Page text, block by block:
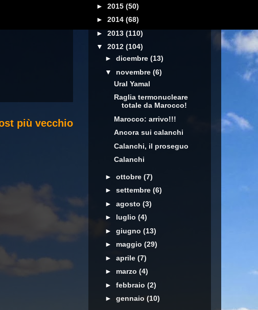
più vecchio
► 2015 (50)
► 2014 (68)
► 2013 (110)
▼ 2012 (104)
► dicembre (13)
▼ novembre (6)
Ural Yamal
Raglia termonucleare
totale da Marocco!
Marocco: arrivo!!!
Ancora sui calanchi
Calanchi, il proseguo
Calanchi
► ottobre (7)
► settembre (6)
► agosto (3)
► luglio (4)
► giugno (13)
► maggio (29)
► aprile (7)
► marzo (4)
► febbraio (2)
► gennaio (10)